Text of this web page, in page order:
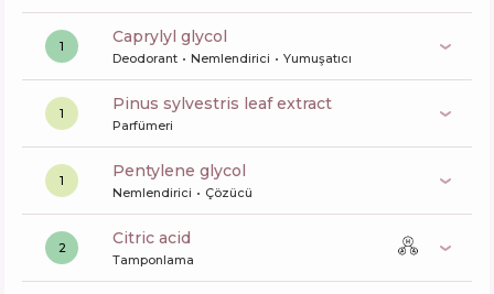
1 caprylyl glycol
Deodorant Nemlendirici Yumuşatıcı
1 pinus sylvestris leaf extract
Parfümeri
1 pentylene glycol
Nemlendirici Çözücü
2 citric acid
Tamponlama